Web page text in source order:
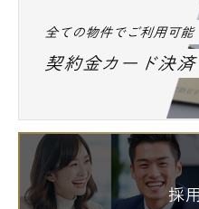
全ての物件でご利用可能
契約金カード決
採